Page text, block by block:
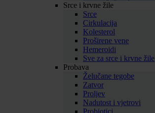
Srce i krvne žile
Srce
Cirkulacija
Kolesterol
Proširene vene
Hemeroidi
Sve za srce i krvne žile
Probava
Želučane tegobe
Zatvor
Proljev
Nadutost i vjetrovi
Probiotici